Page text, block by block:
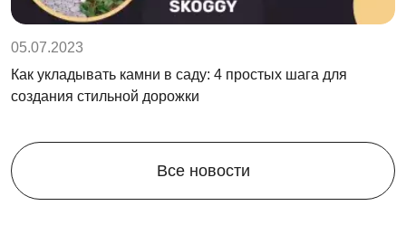
05.07.2023
Как укладывать камни в саду: 4 простых шага для
создания стильной дорожки
Все новости